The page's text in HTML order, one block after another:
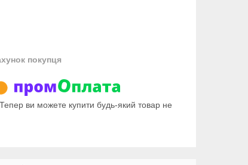
покупця
ви можете купити будь-який товар не